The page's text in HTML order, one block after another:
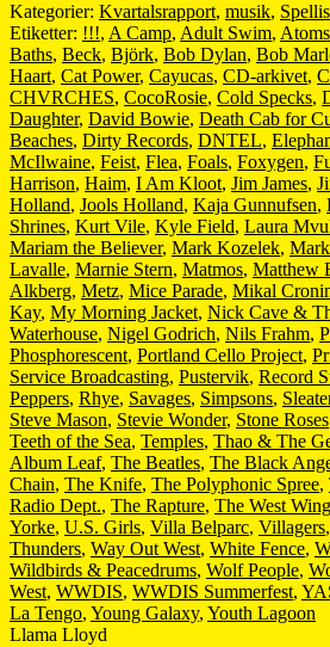
Kategorier: Kvartalsrapport, musik,
Etiketter: !!!, A Camp, Adult Swim,
Baths, Beck, Björk, Bob Dylan, Bob
Haart, Cat Power, Cayucas, CD-arkivet,
CHVRCHES, CocoRosie, Cold Specks,
Daughter, David Bowie, Death Cab for
Beaches, Dirty Records, DNTEL,
McIlwaine, Feist, Flea, Foals, Foxygen,
Harrison, Haim, I Am Kloot, Jim James,
Holland, Jools Holland, Kaja Gunnufsen,
Shrines, Kurt Vile, Kyle Field, Laura
Mariam the Believer, Mark Kozelek,
Lavalle, Marnie Stern, Matmos, Matthew
Alkberg, Metz, Mice Parade, Mikal
Kay, My Morning Jacket, Nick Cave &
Waterhouse, Nigel Godrich, Nils Frahm,
Phosphorescent, Portland Cello Project,
Service Broadcasting, Pustervik, Record
Peppers, Rhye, Savages, Simpsons,
Steve Mason, Stevie Wonder, Stone Roses
Teeth of the Sea, Temples, Thao & The
Album Leaf, The Beatles, The Black
Chain, The Knife, The Polyphonic Spree,
Radio Dept., The Rapture, The West Wing
Yorke, U.S. Girls, Villa Belparc, Villagers,
Thunders, Way Out West, White Fence,
Wildbirds & Peacedrums, Wolf People,
West, WWDIS, WWDIS Summerfest,
La Tengo, Young Galaxy, Youth Lagoon
Llama Lloyd